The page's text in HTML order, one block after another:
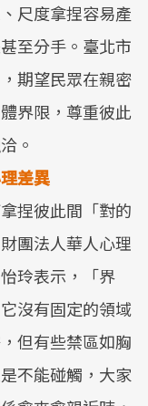
尺度拿捏容易產
至分手。臺北市
期望民眾在親密
界限，尊重彼此
。
差異
捏彼此間「對的
團法人華人心理
玲表示，「界
沒有固定的領域
但有些禁區如胸
不能碰觸，大家